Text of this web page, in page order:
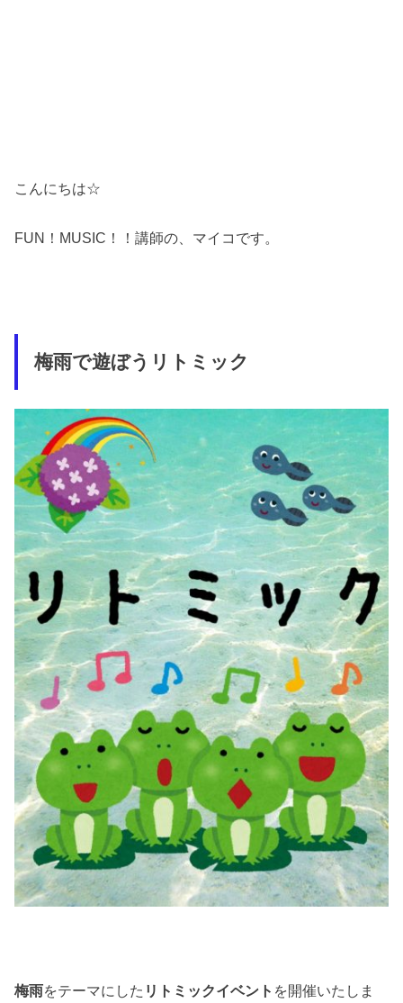
こんにちは☆
FUN！MUSIC！！講師の、マイコです。
梅雨で遊ぼうリトミック
梅雨をテーマにした リトミックイベント を開催いたしま